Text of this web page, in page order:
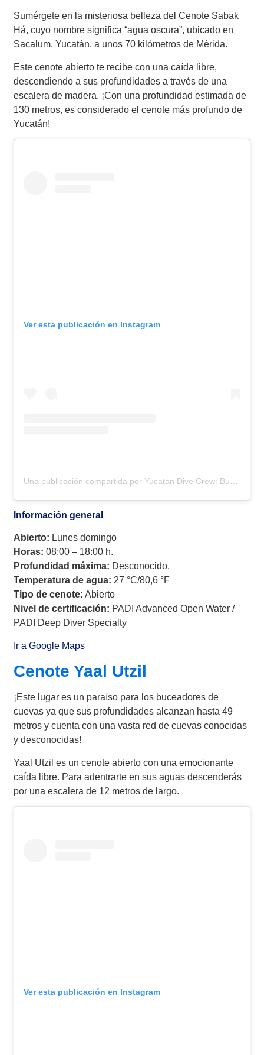
Sumérgete en la misteriosa belleza del Cenote Sabak
Há, cuyo nombre significa “agua oscura”, ubicado en
Sacalum, Yucatán, a unos 70 kilómetros de Mérida.
Este cenote abierto te recibe con una caída libre,
descendiendo a sus profundidades a través de una
escalera de madera. ¡Con una profundidad estimada de
130 metros, es considerado el cenote más profundo de
Yucatán!
Ver esta publicación en Instagram
Información general
Abierto: Lunes domingo
Horas: 08:00 – 18:00 h.
Profundidad máxima: Desconocido.
Temperatura de agua: 27 °C/80,6 °F
Tipo de cenote: Abierto
Nivel de certificación: PADI Advanced Open Water /
PADI Deep Diver Specialty
Ir a Google Maps
Cenote Yaal Utzil
¡Este lugar es un paraíso para los buceadores de
cuevas ya que sus profundidades alcanzan hasta 49
metros y cuenta con una vasta red de cuevas conocidas
y desconocidas!
Yaal Utzil es un cenote abierto con una emocionante
caída libre. Para adentrarte en sus aguas descenderás
por una escalera de 12 metros de largo.
Ver esta publicación en Instagram